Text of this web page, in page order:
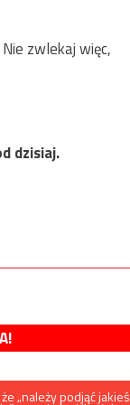
zwlekaj więc,
dzisiaj.
„należy podjąć jakieś